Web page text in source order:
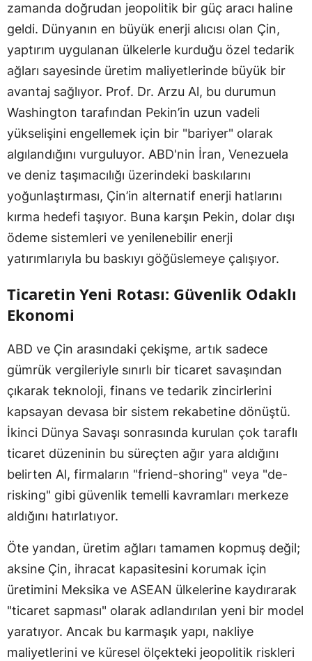
zamanda doğrudan jeopolitik bir güç aracı haline
geldi. Dünyanın en büyük enerji alıcısı olan Çin,
yaptırım uygulanan ülkelerle kurduğu özel tedarik
ağları sayesinde üretim maliyetlerinde büyük bir
avantaj sağlıyor. Prof. Dr. Arzu Al, bu durumun
Washington tarafından Pekin’in uzun vadeli
yükselişini engellemek için bir "bariyer" olarak
algılandığını vurguluyor. ABD'nin İran, Venezuela
ve deniz taşımacılığı üzerindeki baskılarını
yoğunlaştırması, Çin’in alternatif enerji hatlarını
kırma hedefi taşıyor. Buna karşın Pekin, dolar dışı
ödeme sistemleri ve yenilenebilir enerji
yatırımlarıyla bu baskıyı göğüslemeye çalışıyor.
Ticaretin Yeni Rotası: Güvenlik Odaklı
Ekonomi
ABD ve Çin arasındaki çekişme, artık sadece
gümrük vergileriyle sınırlı bir ticaret savaşından
çıkarak teknoloji, finans ve tedarik zincirlerini
kapsayan devasa bir sistem rekabetine dönüştü.
İkinci Dünya Savaşı sonrasında kurulan çok taraflı
ticaret düzeninin bu süreçten ağır yara aldığını
belirten Al, firmaların "friend-shoring" veya "de-
risking" gibi güvenlik temelli kavramları merkeze
aldığını hatırlatıyor.
Öte yandan, üretim ağları tamamen kopmuş değil;
aksine Çin, ihracat kapasitesini korumak için
üretimini Meksika ve ASEAN ülkelerine kaydırarak
"ticaret sapması" olarak adlandırılan yeni bir model
yaratıyor. Ancak bu karmaşık yapı, nakliye
maliyetlerini ve küresel ölçekteki jeopolitik riskleri